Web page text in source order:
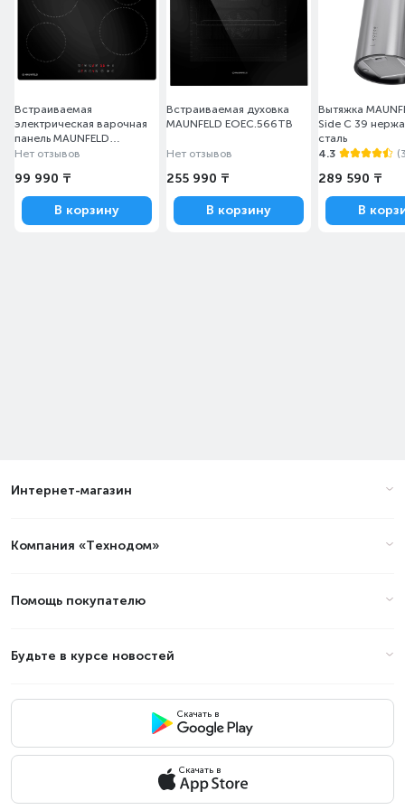
Встраиваемая
электрическая варочная
панель MAUNFELD
CVCE594STBK
Нет отзывов
99 990 ₸
В корзину
Встраиваемая духовка
MAUNFELD EOEC.566TB
Нет отзывов
255 990 ₸
В корзину
Вытяжка
Side C 39
сталь
4.3
289 590 ₸
В
Интернет-магазин
Компания «Технодом»
Помощь покупателю
Будьте в курсе новостей
Скачать в
Скачать в